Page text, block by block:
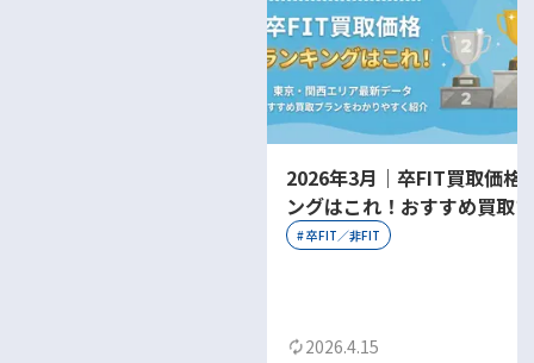
2026年3月｜卒FIT買取価格
ングはこれ！おすすめ買取
をわかりやすく紹介
#卒FIT／非FIT
2026.4.15